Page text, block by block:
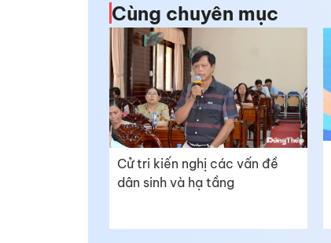
Cùng chuyên mục
Cử tri kiến nghị các vấn đề
dân sinh và hạ tầng